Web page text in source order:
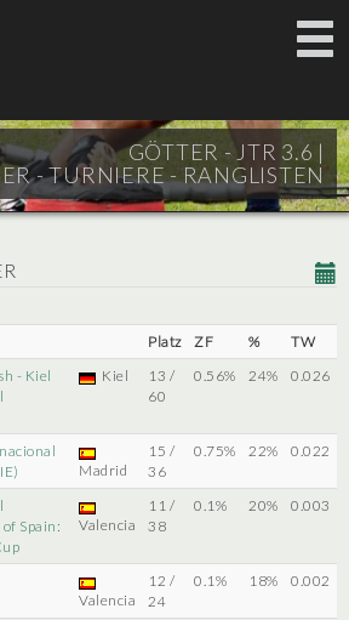
GÖTTER - JTR 3.6 |
- TURNIERE - RANGLISTEN
Platz ZF %
TW
- Kiel
Kiel
13 /
60
0.56% 24% 0.026
Madrid
15 /
36
0.75% 22% 0.022
Spain:
Valencia
11 /
38
0.1% 20% 0.003
Valencia
12 /
24
0.1% 18% 0.002